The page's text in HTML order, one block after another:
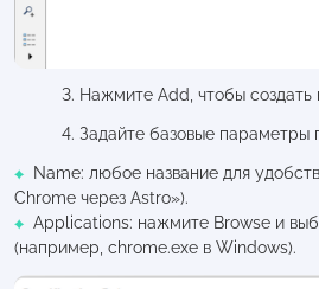
3. Нажмите Add, чтобы создать
4. Задайте базовые параметры
Name: любое название для
Chrome через Astro»).
Applications: нажмите Browse и
(например, chrome.exe в Windows).